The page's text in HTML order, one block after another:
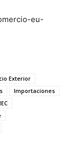
eu-
Exterior
Importaciones